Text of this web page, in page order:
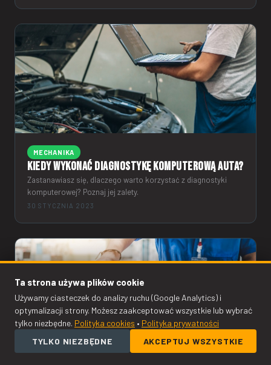
MECHANIKA
Kiedy wykonać diagnostykę komputerową auta?
Zastanawiasz się, dlaczego warto korzystać z diagnostyki
komputerowej? Poznaj jej zalety.
30 STYCZNIA 2023
Ta strona używa plików cookie
Używamy ciasteczek do analizy ruchu (Google Analytics) i
optymalizacji strony. Możesz zaakceptować wszystkie lub wybrać
tylko niezbędne. Polityka cookies • Polityka prywatności
TYLKO NIEZBĘDNE
AKCEPTUJ WSZYSTKIE